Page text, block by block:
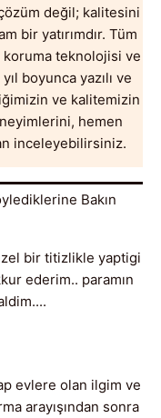
değil; kalitesini
bir yatırımdır. Tüm
koruma teknolojisi ve
boyunca yazılı ve
ve kalitemizin
hemen
inceleyebilirsiniz.
Bakın
bir titizlikle yaptigi
ederim.. paramın
evlere olan ilgim ve
arayışından sonra